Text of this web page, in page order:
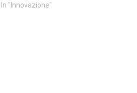
In "Innovazione"